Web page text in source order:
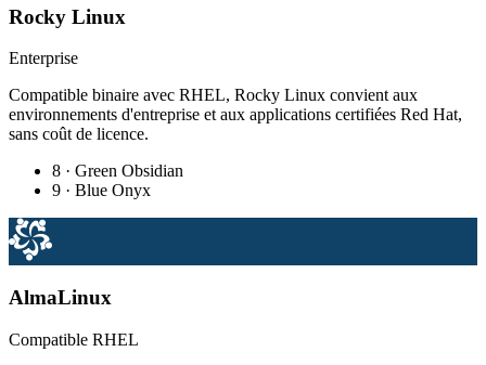
Rocky Linux
Enterprise
Compatible binaire avec RHEL, Rocky Linux convient aux
environnements d'entreprise et aux applications certifiées Red Hat,
sans coût de licence.
8 · Green Obsidian
9 · Blue Onyx
AlmaLinux
Compatible RHEL